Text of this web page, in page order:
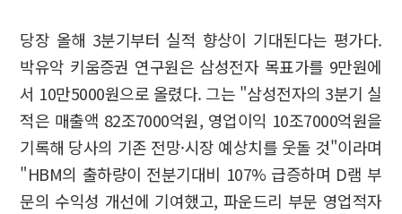
당장 올해 3분기부터 실적 향상이 기대된다는 평가다.
박유악 키움증권 연구원은 삼성전자 목표가를 9만원에
서 10만5000원으로 올렸다. 그는 "삼성전자의 3분기 실
적은 매출액 82조7000억원, 영업이익 10조7000억원을
기록해 당사의 기존 전망·시장 예상치를 웃돌 것"이라며
"HBM의 출하량이 전분기대비 107% 급증하며 D램 부
문의 수익성 개선에 기여했고, 파운드리 부문 영업적자